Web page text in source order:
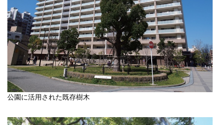
公園に活用された既存樹木